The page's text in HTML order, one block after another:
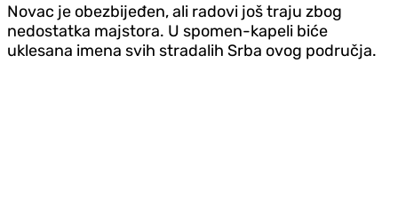
Novac je obezbijeđen, ali radovi još traju zbog
nedostatka majstora. U spomen-kapeli biće
uklesana imena svih stradalih Srba ovog područja.